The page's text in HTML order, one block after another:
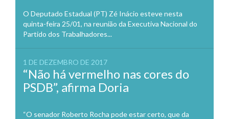
O Deputado Estadual (PT) Zé Inácio esteve nesta
quinta-feira 25/01, na reunião da Executiva Nacional do
Partido dos Trabalhadores...
1 DE DEZEMBRO DE 2017
“Não há vermelho nas cores do
PSDB”, afirma Doria
“O senador Roberto Rocha pode estar certo, que da